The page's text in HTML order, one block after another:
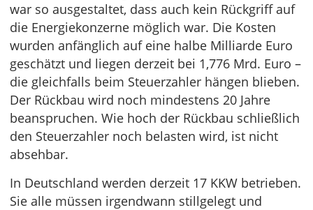
war so ausgestaltet, dass auch kein Rückgriff auf
die Energiekonzerne möglich war. Die Kosten
wurden anfänglich auf eine halbe Milliarde Euro
geschätzt und liegen derzeit bei 1,776 Mrd. Euro –
die gleichfalls beim Steuerzahler hängen blieben.
Der Rückbau wird noch mindestens 20 Jahre
beanspruchen. Wie hoch der Rückbau schließlich
den Steuerzahler noch belasten wird, ist nicht
absehbar.
In Deutschland werden derzeit 17 KKW betrieben.
Sie alle müssen irgendwann stillgelegt und